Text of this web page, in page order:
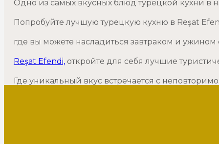
Одно из самых вкусных блюд турецкой кухни в
Попробуйте лучшую турецкую кухню в Reşat
где вы можете насладиться завтраком и
Reşat Efendi, откройте для себя лучшие
Где уникальный вкус встречается с